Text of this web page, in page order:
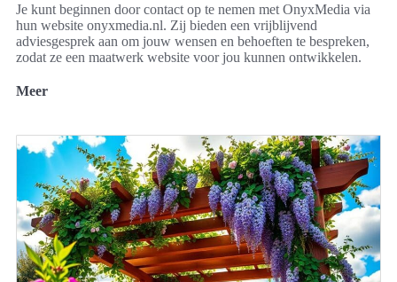
Je kunt beginnen door contact op te nemen met OnyxMedia via
hun website onyxmedia.nl. Zij bieden een vrijblijvend
adviesgesprek aan om jouw wensen en behoeften te bespreken,
zodat ze een maatwerk website voor jou kunnen ontwikkelen.
Meer